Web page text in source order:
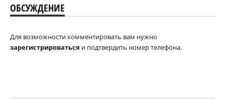
ОБСУЖДЕНИЕ
Для возможности комментировать вам нужно
зарегистрироваться и подтвердить номер телефона.